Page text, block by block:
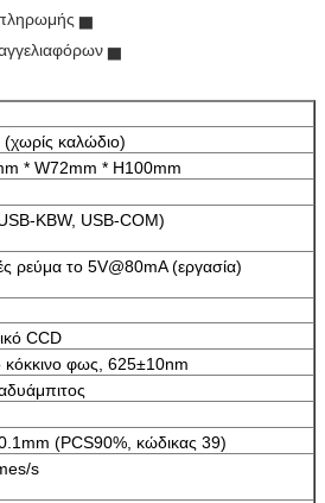
πληρωμής ▅
▅
καλώδιο)
* W72mm * H100mm
KBW, USB-COM)
ρεύμα το 5V@80mA (εργασία)
CCD
φως, 625±10nm
(PCS90%, κώδικας 39)
s